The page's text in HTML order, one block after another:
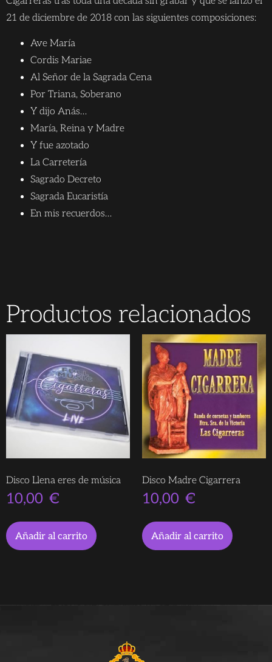
21 de diciembre de 2018 con las siguientes composiciones:
Ave María
Cordis Mariae
Al Señor de la Sagrada Cena
Por Triana, Soberano
Y dijo Anás…
María, Reina y Madre
Y fue azotado
La Carretería
Sagrado Decreto
Sagrada Eucaristía
En mis recuerdos…
Productos relacionados
Disco Llena eres de música
10,00 €
Añadir al carrito
Disco Madre Cigarrera
10,00 €
Añadir al carrito